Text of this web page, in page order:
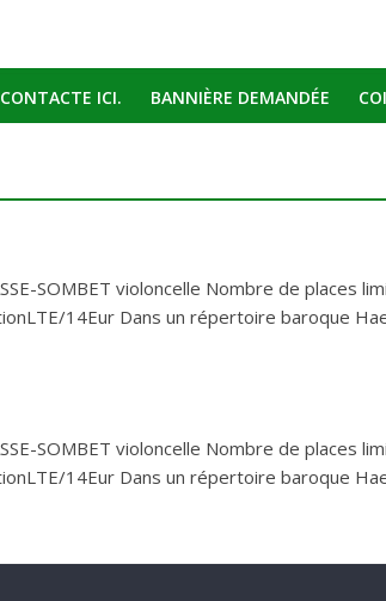
ICI. BANNIÈRE DEMANDÉE
SOMBET violoncelle Nombre de places
14Eur Dans un répertoire baroque
SOMBET violoncelle Nombre de places
14Eur Dans un répertoire baroque